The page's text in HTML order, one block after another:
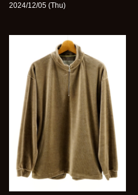
2024/12/05 (Thu)